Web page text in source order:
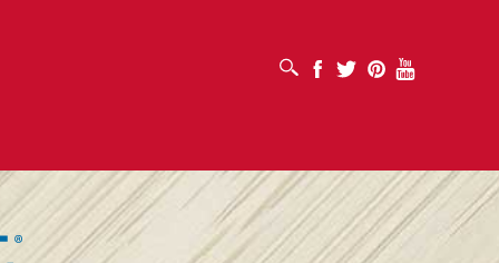
OTVORI OKVIR ZA PRETRAŽIVANJE
Facebook
Twitter PinterestYoutube